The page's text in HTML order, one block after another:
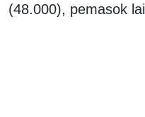
(48.000), pemasok